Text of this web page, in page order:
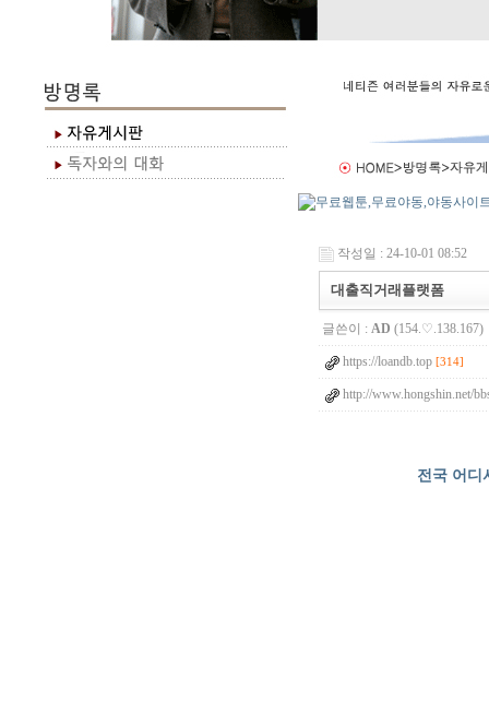
작성일 : 24-10-01 08:52
대출직거래플랫폼
글쓴이 : AD (154.♡.138.167)
https://loandb.top [314]
http://www.hongshin.net/
전국 어디